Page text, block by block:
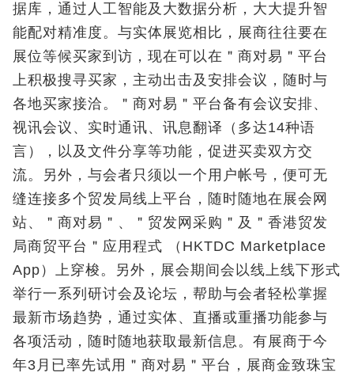
据库，通过人工智能及大数据分析，大大提升智
能配对精准度。与实体展览相比，展商往往要在
展位等候买家到访，现在可以在＂商对易＂平台
上积极搜寻买家，主动出击及安排会议，随时与
各地买家接洽。＂商对易＂平台备有会议安排、
视讯会议、实时通讯、讯息翻译（多达14种语
言），以及文件分享等功能，促进买卖双方交
流。另外，与会者只须以一个用户帐号，便可无
缝连接多个贸发局线上平台，随时随地在展会网
站、＂商对易＂、＂贸发网采购＂及＂香港贸发
局商贸平台＂应用程式 （HKTDC Marketplace
App）上穿梭。另外，展会期间会以线上线下形式
举行一系列研讨会及论坛，帮助与会者轻松掌握
最新市场趋势，通过实体、直播或重播功能参与
各项活动，随时随地获取最新信息。有展商于今
年3月已率先试用＂商对易＂平台，展商金致珠宝